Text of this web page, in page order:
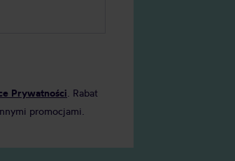
Prywatności . Rabat
promocjami.